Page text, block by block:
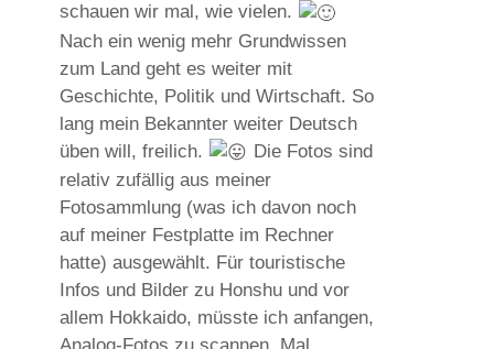
schauen wir mal, wie vielen.
Nach ein wenig mehr Grundwissen
zum Land geht es weiter mit
Geschichte, Politik und Wirtschaft. So
lang mein Bekannter weiter Deutsch
üben will, freilich.
Die Fotos sind
relativ zufällig aus meiner
Fotosammlung (was ich davon noch
auf meiner Festplatte im Rechner
hatte) ausgewählt. Für touristische
Infos und Bilder zu Honshu und vor
allem Hokkaido, müsste ich anfangen,